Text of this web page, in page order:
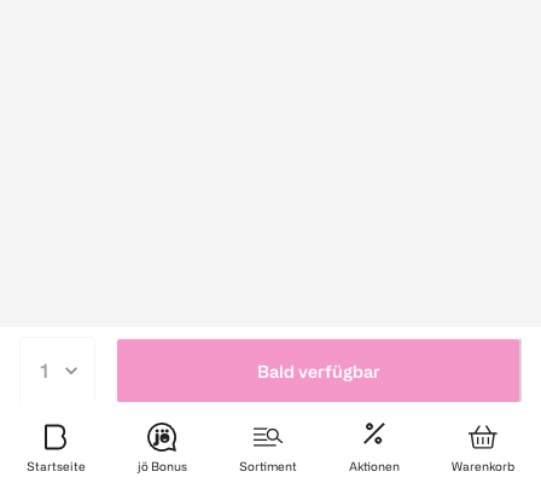
Bald verfügbar
Startseite jö Bonus Sortiment Aktionen Warenkorb